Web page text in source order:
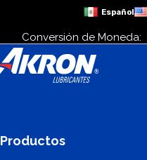
Conversión de Moneda:
Español
Productos